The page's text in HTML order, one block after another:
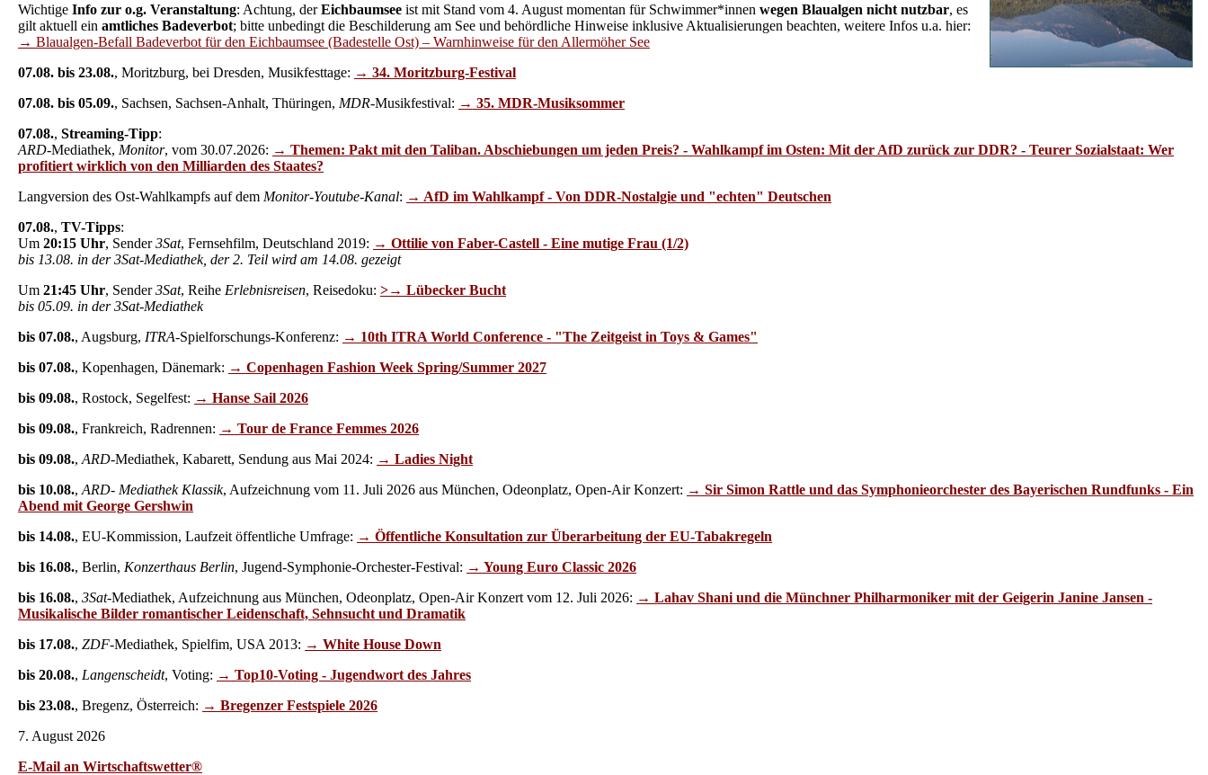
Wichtige Info zur o.g. Veranstaltung: Achtung, derEichbaumsee ist mit Stand vom 4. August momentan für Schwimmer*innen wegen Blaualgen nicht nutzbar, es
gilt aktuell ein amtliches Badeverbot; bitte unbedingt die Beschilderung am See und behördliche Hinweise inklusive Aktualisierungen beachten, weitere Infos u.a. hier:
→ Blaualgen-Befall Badeverbot für den Eichbaumsee (Badestelle Ost) – Warnhinweise für den Allermöher See
07.08. bis 23.08., Moritzburg, bei Dresden, Musikfesttage: → 34. Moritzburg-Festival
07.08. bis 05.09., Sachsen, Sachsen-Anhalt, Thüringen, MDR-Musikfestival: → 35. MDR-Musiksommer
07.08., Streaming-Tipp:
ARD-Mediathek, Monitor, vom 30.07.2026: → Themen: Pakt mit den Taliban. Abschiebungen um jeden Preis? - Wahlkampf im Osten: Mit der AfD zurück zur DDR? - Teurer Sozialstaat: Wer
profitiert wirklich von den Milliarden des Staates?
Langversion des Ost-Wahlkampfs auf dem Monitor-Youtube-Kanal: → AfD im Wahlkampf - Von DDR-Nostalgie und "echten" Deutschen
07.08., TV-Tipps:
Um 20:15 Uhr, Sender3Sat, Fernsehfilm, Deutschland 2019: → Ottilie von Faber-Castell - Eine mutige Frau (1/2)
bis 13.08. in der 3Sat-Mediathek, der 2. Teil wird am 14.08. gezeigt
Um 21:45 Uhr, Sender3Sat, Reihe Erlebnisreisen, Reisedoku: >→ Lübecker Bucht
bis 05.09. in der 3Sat-Mediathek
bis 07.08., Augsburg, ITRA-Spielforschungs-Konferenz: → 10th ITRA World Conference - "The Zeitgeist in Toys & Games"
bis 07.08., Kopenhagen, Dänemark: → Copenhagen Fashion Week Spring/Summer 2027
bis 09.08., Rostock, Segelfest: → Hanse Sail 2026
bis 09.08., Frankreich, Radrennen: → Tour de France Femmes 2026
bis 09.08., ARD-Mediathek, Kabarett, Sendung aus Mai 2024: → Ladies Night
bis 10.08., ARD- Mediathek Klassik, Aufzeichnung vom 11. Juli 2026 aus München, Odeonplatz, Open-Air Konzert: → Sir Simon Rattle und das Symphonieorchester des Bayerischen Rundfunks - Ein
Abend mit George Gershwin
bis 14.08., EU-Kommission, Laufzeit öffentliche Umfrage: → Öffentliche Konsultation zur Überarbeitung der EU-Tabakregeln
bis 16.08., Berlin, Konzerthaus Berlin, Jugend-Symphonie-Orchester-Festival: → Young Euro Classic 2026
bis 16.08., 3Sat-Mediathek, Aufzeichnung aus München, Odeonplatz, Open-Air Konzert vom 12. Juli 2026: → Lahav Shani und die Münchner Philharmoniker mit der Geigerin Janine Jansen -
Musikalische Bilder romantischer Leidenschaft, Sehnsucht und Dramatik
bis 17.08., ZDF-Mediathek, Spielfim, USA 2013: → White House Down
bis 20.08., Langenscheidt, Voting: → Top10-Voting - Jugendwort des Jahres
bis 23.08., Bregenz, Österreich: → Bregenzer Festspiele 2026
7. August 2026
E-Mail an Wirtschaftswetter®